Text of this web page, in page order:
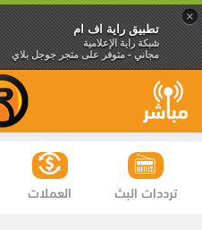
×
تطبيق راية اف ام
شبكة راية الإعلامية
مجاني - متوفر على متجر جوجل بلاي
العملات ترددات البث